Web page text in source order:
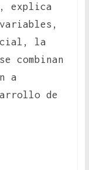
explica
la
combinan
a
de